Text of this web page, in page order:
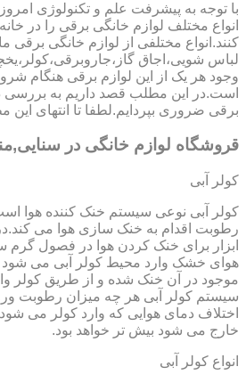
با توجه به پیشرفت علم و تکنولوژی
انواع مختلف لوازم خانگی برقی را در
کنند.انواع مختلفی از لوازم خانگی برقی
لباس شویی،اجاق
وجود هر یک از این لوازم برقی هنگام
است.در این مطلب قصد داریم به بررسی
برقی ضروری بپردایم.لطفا تا انتهای این
قروشگاه لوازم خانگی در
کولر آبی
کولر آبی نوعی سیستم خنک کننده هوا
رطوبت اقدام به خنک سازی هوا می
ابزار برای خنک کردن هوا در فصول
هوای خشک وارد محیط کولر آبی می
موجود در آن خنک شده و از طریق کولر
سیستم کولر آبی هر چه میزان رطوبت
اختلاف دمای هوایی که وارد کولر می
خارج می شود بیش تر خواهد بود.
انواع کولر آبی